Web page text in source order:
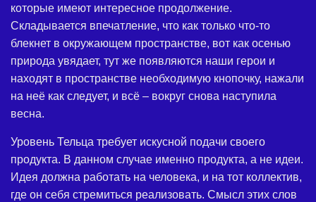
которые имеют интересное продолжение.
Складывается впечатление, что как только что-то
блекнет в окружающем пространстве, вот как осенью
природа увядает, тут же появляются наши герои и
находят в пространстве необходимую кнопочку, нажали
на неё как следует, и всё – вокруг снова наступила
весна.
Уровень Тельца требует искусной подачи своего
продукта. В данном случае именно продукта, а не идеи.
Идея должна работать на человека, и на тот коллектив,
где он себя стремиться реализовать. Смысл этих слов